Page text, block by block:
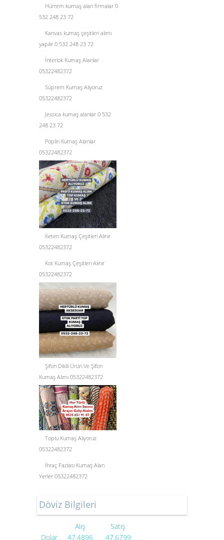
Hürrem kumaş alan firmalar 0
532 248 23 72
Kanvas kumaş çeşitleri alımı
yapılır 0 532 248 23 72
İnterlok Kumaş Alanlar
05322482372
Süprem Kumaş Alıyoruz
05322482372
Jessica kumaş alanlar 0 532
248 23 72
Poplin Kumaş Alanlar
05322482372
Keten Kumaş Çeşitleri Alınır
05322482372
Kot Kumaş Çeşitleri Alınır
05322482372
Şifon Dikili Ürün Ve Şifon
Kumaş Alımı 05322482372
Toplu Kumaş Alıyoruz
05322482372
İhraç Fazlası Kumaş Alan
Yerler 05322482372
Döviz Bilgileri
Alış
Satış
Dolar
47.4896 47.6799